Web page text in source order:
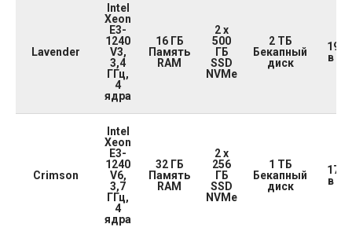
Lavender
Intel
Xeon
E3-
1240
V3,
3,4
ГГц,
4
ядра
16 ГБ
Память
RAM
2 x
500
ГБ
SSD
NVMe
2 ТБ
Бекапный
диск
19
в
Crimson
Intel
Xeon
E3-
1240
V6,
3,7
ГГц,
4
ядра
32 ГБ
Память
RAM
2 x
256
ГБ
SSD
NVMe
1 ТБ
Бекапный
диск
17
в